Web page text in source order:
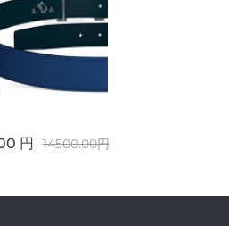
円 14500.00円